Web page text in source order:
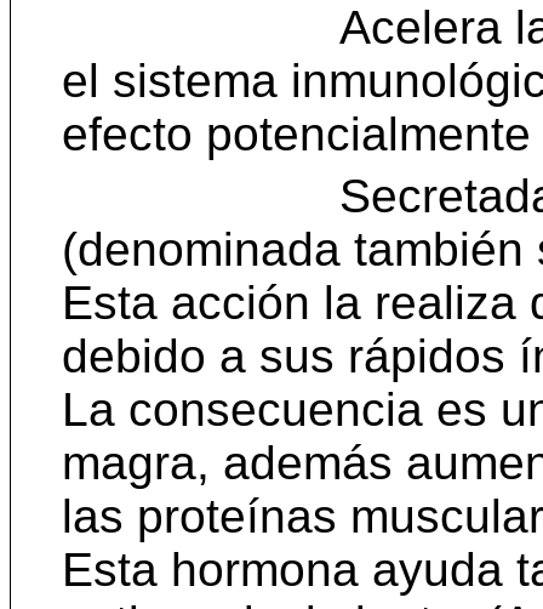
Acelera
el sistema
efecto
(denominada
Esta acción la realiza
debido a sus rápidos
La consecuencia es
magra, además
las proteínas
Esta hormona ayuda